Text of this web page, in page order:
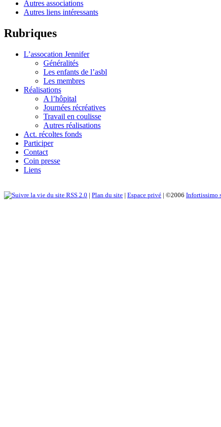
Autres associations
Autres liens intéressants
Rubriques
L’assocation Jennifer
Généralités
Les enfants de l’asbl
Les membres
Réalisations
A l’hôpital
Journées récréatives
Travail en coulisse
Autres réalisations
Act. récoltes fonds
Participer
Contact
Coin presse
Liens
RSS 2.0 | Plan du site | Espace privé | ©2006 Infortissimo